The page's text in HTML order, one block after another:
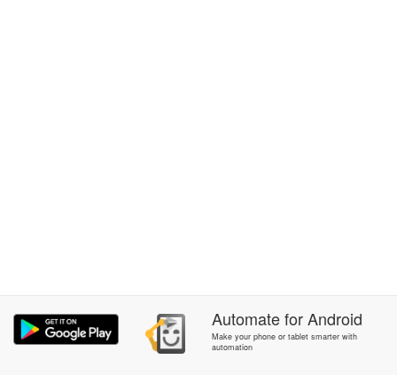
AutomateforAndroid
Make your phone or tablet smarter with
automation